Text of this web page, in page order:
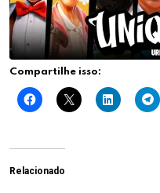
Compartilhe isso:
Relacionado